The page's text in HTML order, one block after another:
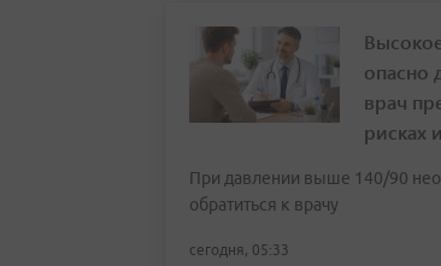
опасно
врач
рисках
При давлении выше 140/90
обратиться к врачу
сегодня, 05:33